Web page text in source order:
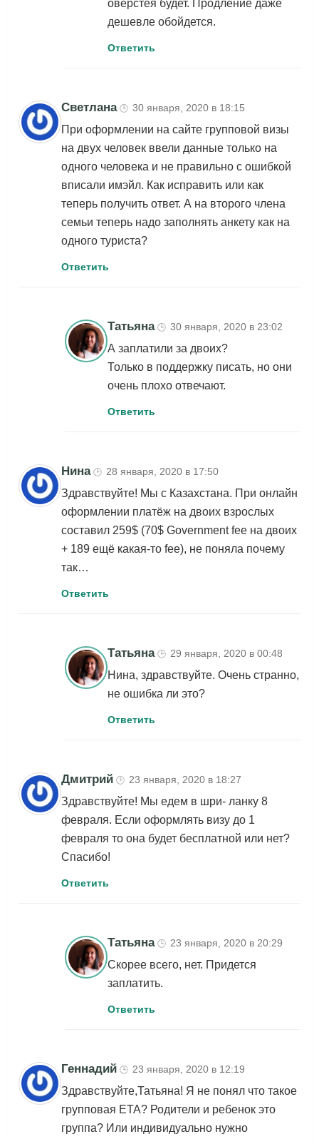
оверстея будет. Продление даже
дешевле обойдется.
Ответить
Светлана 🕒 30 января, 2020 в 18:15
При оформлении на сайте групповой визы
на двух человек ввели данные только на
одного человека и не правильно с ошибкой
вписали имэйл. Как исправить или как
теперь получить ответ. А на второго члена
семьи теперь надо заполнять анкету как на
одного туриста?
Ответить
Татьяна 🕒 30 января, 2020 в 23:02
А заплатили за двоих?
Только в поддержку писать, но они
очень плохо отвечают.
Ответить
Нина 🕒 28 января, 2020 в 17:50
Здравствуйте! Мы с Казахстана. При онлайн
оформлении платёж на двоих взрослых
составил 259$ (70$ Government fee на двоих
+ 189 ещё какая-то fee), не поняла почему
так…
Ответить
Татьяна 🕒 29 января, 2020 в 00:48
Нина, здравствуйте. Очень странно,
не ошибка ли это?
Ответить
Дмитрий 🕒 23 января, 2020 в 18:27
Здравствуйте! Мы едем в шри- ланку 8
февраля. Если оформлять визу до 1
февраля то она будет бесплатной или нет?
Спасибо!
Ответить
Татьяна 🕒 23 января, 2020 в 20:29
Скорее всего, нет. Придется
заплатить.
Ответить
Геннадий 🕒 23 января, 2020 в 12:19
Здравствуйте,Татьяна! Я не понял что такое
групповая ЕТА? Родители и ребенок это
группа? Или индивидуально нужно